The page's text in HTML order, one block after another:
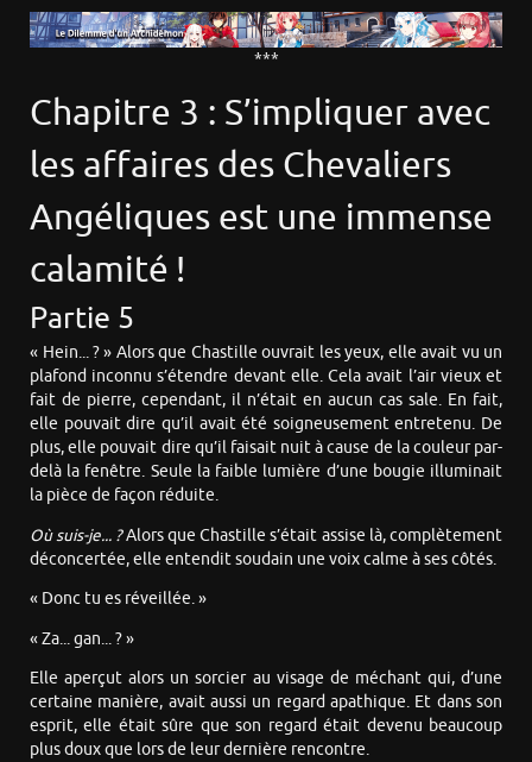
***
Chapitre 3 : S’impliquer avec
les affaires des Chevaliers
Angéliques est une immense
calamité !
Partie 5
« Hein... ? » Alors que Chastille ouvrait les yeux, elle avait vu un
plafond inconnu s’étendre devant elle. Cela avait l’air vieux et
fait de pierre, cependant, il n’était en aucun cas sale. En fait,
elle pouvait dire qu’il avait été soigneusement entretenu. De
plus, elle pouvait dire qu’il faisait nuit à cause de la couleur par-
delà la fenêtre. Seule la faible lumière d’une bougie illuminait
la pièce de façon réduite.
Où suis-je... ?Alors que Chastille s’était assise là, complètement
déconcertée, elle entendit soudain une voix calme à ses côtés.
« Donc tu es réveillée. »
« Za... gan... ? »
Elle aperçut alors un sorcier au visage de méchant qui, d’une
certaine manière, avait aussi un regard apathique. Et dans son
esprit, elle était sûre que son regard était devenu beaucoup
plus doux que lors de leur dernière rencontre.